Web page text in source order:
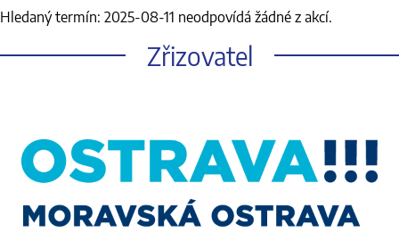
Hledaný termín: 2025-08-11 neodpovídá žádné z akcí.
Zřizovatel